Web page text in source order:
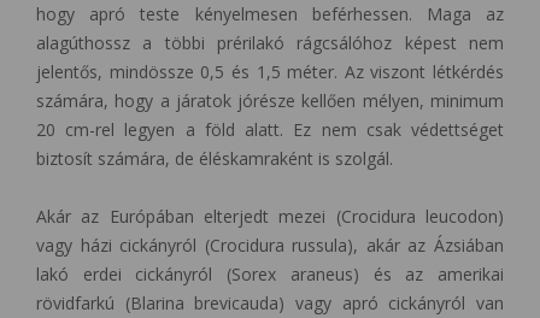
hogy apró teste kényelmesen beférhessen. Maga az
alagúthossz a többi prérilakó rágcsálóhoz képest nem
jelentős, mindössze 0,5 és 1,5 méter. Az viszont létkérdés
számára, hogy a járatok jórésze kellően mélyen, minimum
20 cm-rel legyen a föld alatt. Ez nem csak védettséget
biztosít számára, de éléskamraként is szolgál.
Akár az Európában elterjedt mezei (Crocidura leucodon)
vagy házi cickányról (Crocidura russula), akár az Ázsiában
lakó erdei cickányról (Sorex araneus) és az amerikai
rövidfarkú (Blarina brevicauda) vagy apró cickányról van